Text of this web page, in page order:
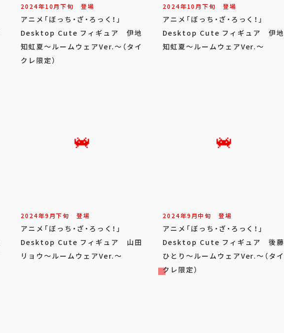
2024年10月下旬 登場
アニメ「ぼっち・ざ・ろっく！」
Desktop Cute フィギュア 伊地
知虹夏～ルームウェアVer.～（タイ
クレ限定）
2024年10月下旬 登場
アニメ「ぼっち・ざ・ろっく！」
Desktop Cute フィギュア 伊地
知虹夏～ルームウェアVer.～
2024年9月下旬 登場
アニメ「ぼっち・ざ・ろっく！」
Desktop Cute フィギュア 山田
リョウ～ルームウェアVer.～
2024年9月中旬 登場
アニメ「ぼっち・ざ・ろっく！」
Desktop Cute フィギュア 後藤
ひとり～ルームウェアVer.～（タイ
クレ限定）